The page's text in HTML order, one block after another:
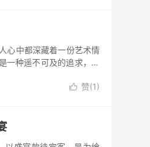
心中都深藏着一份艺术情
一种遥不可及的追求，但
 赞(1)